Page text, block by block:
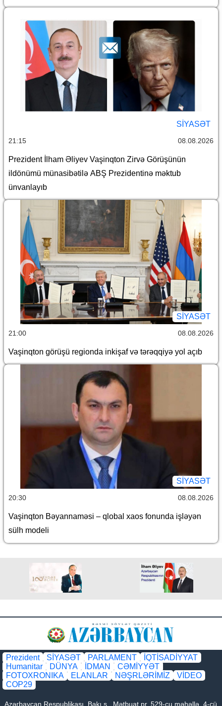
SİYASƏT
21:15 08.08.2026
Prezident İlham Əliyev Vaşinqton Zirvə Görüşünün
ildönümü münasibətilə ABŞ Prezidentinə məktub
ünvanlayıb
SİYASƏT
21:00 08.08.2026
Vaşinqton görüşü regionda inkişaf və tərəqqiyə yol açıb
SİYASƏT
20:30 08.08.2026
Vaşinqton Bəyannaməsi – qlobal xaos fonunda işləyən
sülh modeli
Prezident SİYASƏT PARLAMENT
İQTİSADİYYAT
Humanitar
DÜNYA İDMAN
CƏMİYYƏT
FOTOXRONIKA
ELANLAR NƏŞRLƏRİMİZ
VİDEO
COP29
Azərbaycan Respublikası, Bakı ş., Mətbuat pr. 529-cu məhəllə, 4-cü